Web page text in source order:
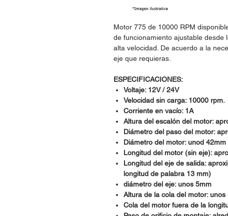
Motor 775 de 10000 RPM
de funcionamiento ajustable desde
alta velocidad. De acuerdo a la
eje que requieras.
ESPECIFICACIONES:
Voltaje: 12V / 24V
Velocidad sin carga: 10000 rpm.
Corriente en vacío: 1A
Altura del escalón del motor:
Diámetro del paso del motor:
Diámetro del motor: unod 42mm
Longitud del motor (sin eje):
Longitud del eje de salida:
longitud de palabra 13 mm)
diámetro del eje: unos 5mm
Altura de la cola del motor: unos
Cola del motor fuera de la